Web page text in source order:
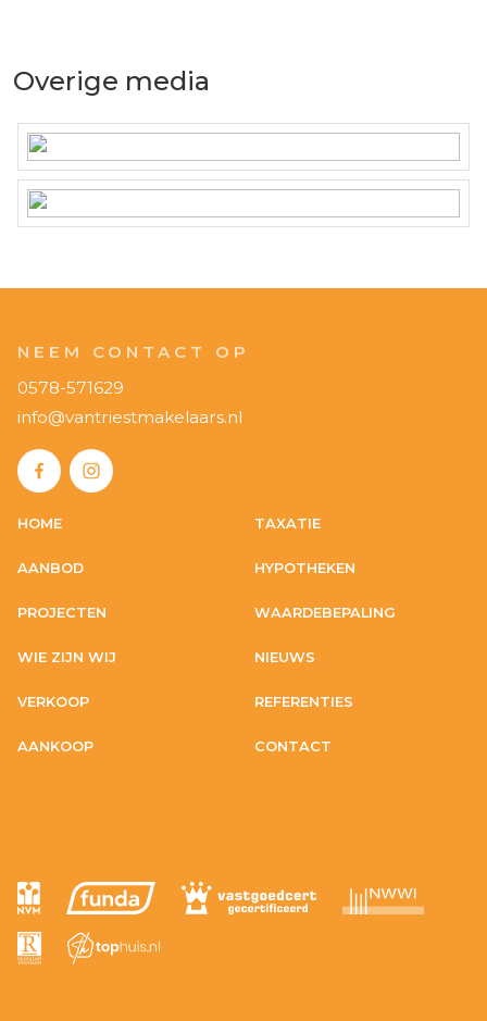
Overige media
NEEM CONTACT OP
0578-571629
info@vantriestmakelaars.nl
HOME
AANBOD
PROJECTEN
WIE ZIJN WIJ
VERKOOP
AANKOOP
TAXATIE
HYPOTHEKEN
WAARDEBEPALING
NIEUWS
REFERENTIES
CONTACT